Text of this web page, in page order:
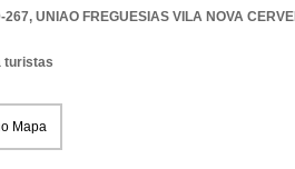
267, UNIAO FREGUESIAS VILA NOVA
turistas
Mapa